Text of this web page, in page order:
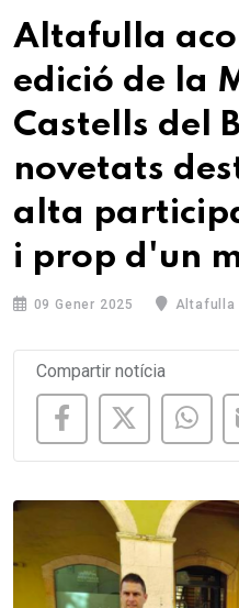
Altafulla
edició de la
Castells del
novetats
alta
i prop d'un
09 Gener 2025 Altafulla
Compartir notícia